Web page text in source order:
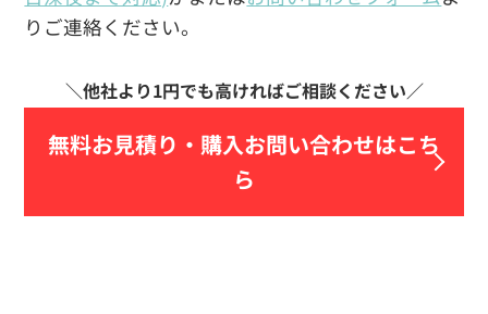
りご連絡ください。
無料お見積り・ 購入お問い合わせはこち
ら